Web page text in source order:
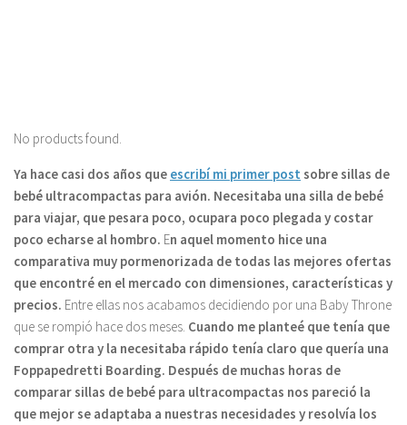
No products found.
Ya hace casi dos años que escribí mi primer post sobre sillas de
bebé ultracompactas para avión. Necesitaba una silla de bebé
para viajar, que pesara poco, ocupara poco plegada y costar
poco echarse al hombro. En aquel momento hice una
comparativa muy pormenorizada de todas las mejores ofertas
que encontré en el mercado con dimensiones, características y
precios. Entre ellas nos acabamos decidiendo por una Baby Throne
que se rompió hace dos meses. Cuando me planteé que tenía que
comprar otra y la necesitaba rápido tenía claro que quería una
Foppapedretti Boarding. Después de muchas horas de
comparar sillas de bebé para ultracompactas nos pareció la
que mejor se adaptaba a nuestras necesidades y resolvía los